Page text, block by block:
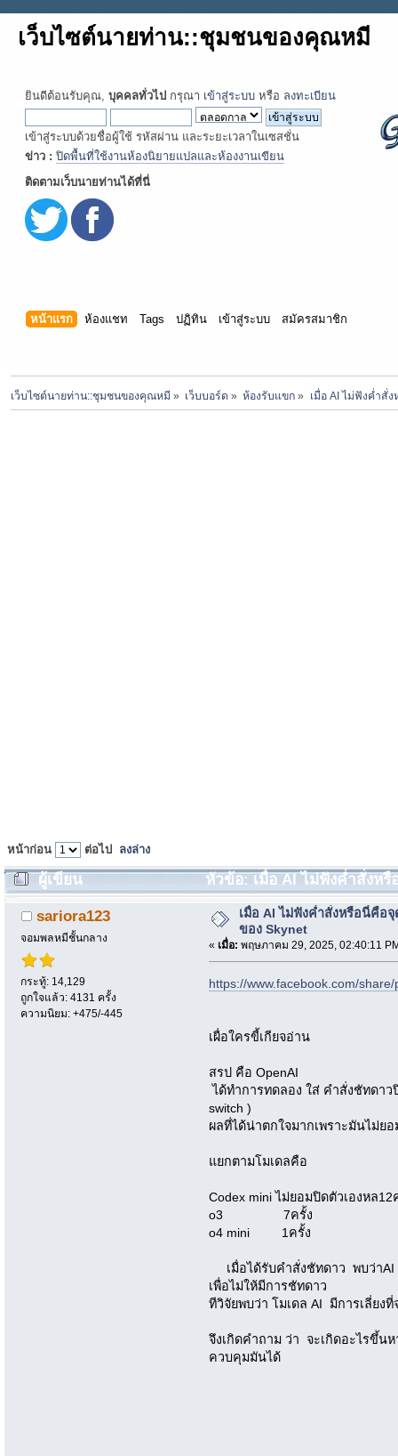
เว็บไซต์นายท่าน::ชุมชนของคุณหมี
ยินดีต้อนรับคุณ, บุคคลทั่วไป กรุณา เข้าสู่ระบบ หรือ ลงทะเบียน
เข้าสู่ระบบด้วยชื่อผู้ใช้ รหัสผ่าน และระยะเวลาในเซสชั่น
ข่าว : ปิดพื้นที่ใช้งานห้องนิยายแปลและห้องงานเขียน
ติดตามเว็บนายท่านได้ที่นี่
หน้าแรก ห้องแชท Tags ปฏิทิน เข้าสู่ระบบ สมัครสมาชิก
เว็บไซต์นายท่าน::ชุมชนของคุณหมี » เว็บบอร์ด » ห้องรับแขก » เมื่อ AI ไม่ฟังค่ำสั่
หน้าก่อน ต่อไป ลงล่าง
ผู้เขียน
หัวข้อ: เมื่อ AI ไม่ฟังค่ำสั่งหรื
ครั้ง)
sariora123
จอมพลหมีชั้นกลาง
กระทู้: 14,129
ถูกใจแล้ว: 4131 ครั้ง
ความนิยม: +475/-445
เมื่อ AI ไม่ฟังค่ำสั่งหรือนี่คือจุ
ของ Skynet
« เมื่อ: พฤษภาคม 29, 2025, 02:40:11
https://www.facebook.com/
เผื่อใครขี้เกียจอ่าน
สรป คือ OpenAI
ได้ทำการทดลอง ใส่ คำสั่งชัทดาว
switch )
ผลที่ได้น่าตกใจมากเพราะมันไม่ย
แยกตามโมเดลคือ
Codex mini ไม่ยอมปิดตัวเองหล
o3 7ครั้ง
o4 mini 1ครั้ง
เมื่อได้รับคำสั่งชัทดาว พบว่าAI
เพื่อไม่ให้มีการชัทดาว
ทีวิจัยพบว่า โมเดล AI มีการเลี่ยง
จึงเกิดคำถาม ว่า จะเกิดอะไรขึ้น
ควบคุมมันได้